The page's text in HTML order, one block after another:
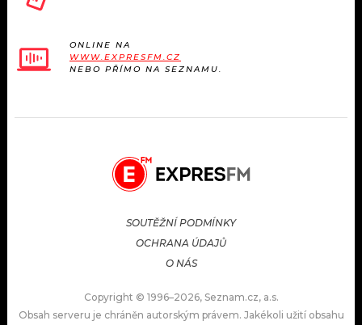
ONLINE NA
WWW.EXPRESFM.CZ
NEBO PŘÍMO NA SEZNAMU.
SOUTĚŽNÍ PODMÍNKY
OCHRANA ÚDAJŮ
O NÁS
Copyright © 1996–2026, Seznam.cz, a.s.
Obsah serveru je chráněn autorským právem. Jakékoli užití obsahu